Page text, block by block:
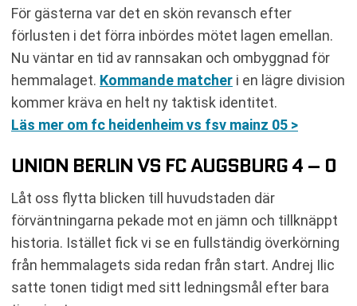
För gästerna var det en skön revansch efter
förlusten i det förra inbördes mötet lagen emellan.
Nu väntar en tid av rannsakan och ombyggnad för
hemmalaget. Kommande matcher i en lägre division
kommer kräva en helt ny taktisk identitet.
Läs mer om fc heidenheim vs fsv mainz 05 >
UNION BERLIN VS FC AUGSBURG 4 – 0
Låt oss flytta blicken till huvudstaden där
förväntningarna pekade mot en jämn och tillknäppt
historia. Istället fick vi se en fullständig överkörning
från hemmalagets sida redan från start. Andrej Ilic
satte tonen tidigt med sitt ledningsmål efter bara